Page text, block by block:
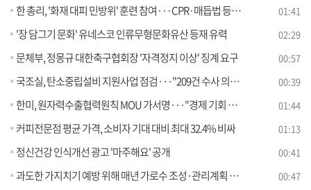
한 총리, '화재 대피 민방위' 훈련 참여···CPR·매듭법 등 체험 01:41
'장 담그기 문화' 유네스코 인류무형문화유산 등재 유력 02:29
문체부, 정몽규 대한축구협회장 '자격정지 이상' 징계 요구 00:57
국조실, 탄소중립설비 지원사업 점검···"209건 수사 의뢰" 00:39
한미, 원자력수출협력원칙 MOU 가서명···"경제 기회 창출" 01:44
커피전문점 평균 가격, 소비자 기대 대비 최대 32.4% 비싸 01:13
정신건강 인식개선 광고 '마주해요' 공개 00:41
과도한 가지치기 예방 위해 매년 가로수 조성·관리계획 수립한다 00:47